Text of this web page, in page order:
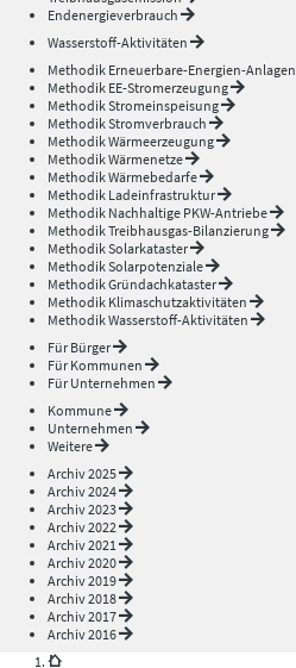
Endenergieverbrauch
Wasserstoff-Aktivitäten
Methodik Erneuerbare-Energien-Anlagen
Methodik EE-Stromerzeugung
Methodik Stromeinspeisung
Methodik Stromverbrauch
Methodik Wärmeerzeugung
Methodik Wärmenetze
Methodik Wärmebedarfe
Methodik Ladeinfrastruktur
Methodik Nachhaltige PKW-Antriebe
Methodik Treibhausgas-Bilanzierung
Methodik Solarkataster
Methodik Solarpotenziale
Methodik Gründachkataster
Methodik Klimaschutzaktivitäten
Methodik Wasserstoff-Aktivitäten
Für Bürger
Für Kommunen
Für Unternehmen
Kommune
Unternehmen
Weitere
Archiv 2025
Archiv 2024
Archiv 2023
Archiv 2022
Archiv 2021
Archiv 2020
Archiv 2019
Archiv 2018
Archiv 2017
Archiv 2016